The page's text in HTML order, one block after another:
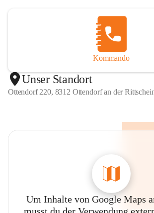
Kommando
Unser Standort
Ottendorf 220, 8312 Ottendorf an der
Um Inhalte von Google Maps